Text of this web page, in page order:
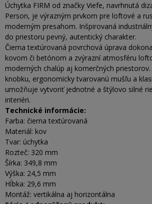
Úchytka FIRM od značky Viefe, navrhnutá
Person, je výrazným prvkom pre loftové a
moderným presahom. Inšpirovaná
do priestoru pevný, autentický charakter.
Čierna textúrovaná povrchová úprava
kovom či betónom a zvýrazní atmosféru
moderných chalúp aj komerčných
knobku, ergonomicky tvarovanú mušľu a
umožňuje vytvoriť jednotné a štýlovo silné
interiéri.
Technické informácie:
Farba: čierna textúrovaná
Materiál: kov
Tvar: úchytka
Rozteč: 320 mm
Šírka: 349,8 mm
Výška: 24,5 mm
Hĺbka: 29,6 mm
Montáž: vertikálna aj horizontálna